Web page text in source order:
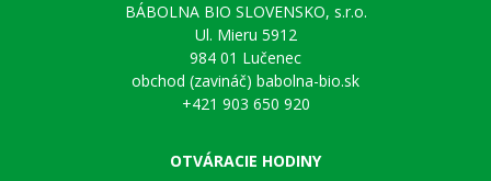
BÁBOLNA BIO SLOVENSKO, s.r.o.
Ul. Mieru 5912
984 01 Lučenec
obchod (zavináč) babolna-bio.sk
+421 903 650 920
OTVÁRACIE HODINY